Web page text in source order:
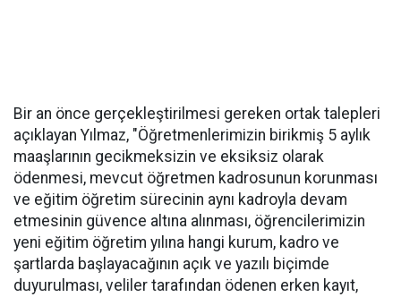
Bir an önce gerçekleştirilmesi gereken ortak talepleri
açıklayan Yılmaz, "Öğretmenlerimizin birikmiş 5 aylık
maaşlarının gecikmeksizin ve eksiksiz olarak
ödenmesi, mevcut öğretmen kadrosunun korunması
ve eğitim öğretim sürecinin aynı kadroyla devam
etmesinin güvence altına alınması, öğrencilerimizin
yeni eğitim öğretim yılına hangi kurum, kadro ve
şartlarda başlayacağının açık ve yazılı biçimde
duyurulması, veliler tarafından ödenen erken kayıt,